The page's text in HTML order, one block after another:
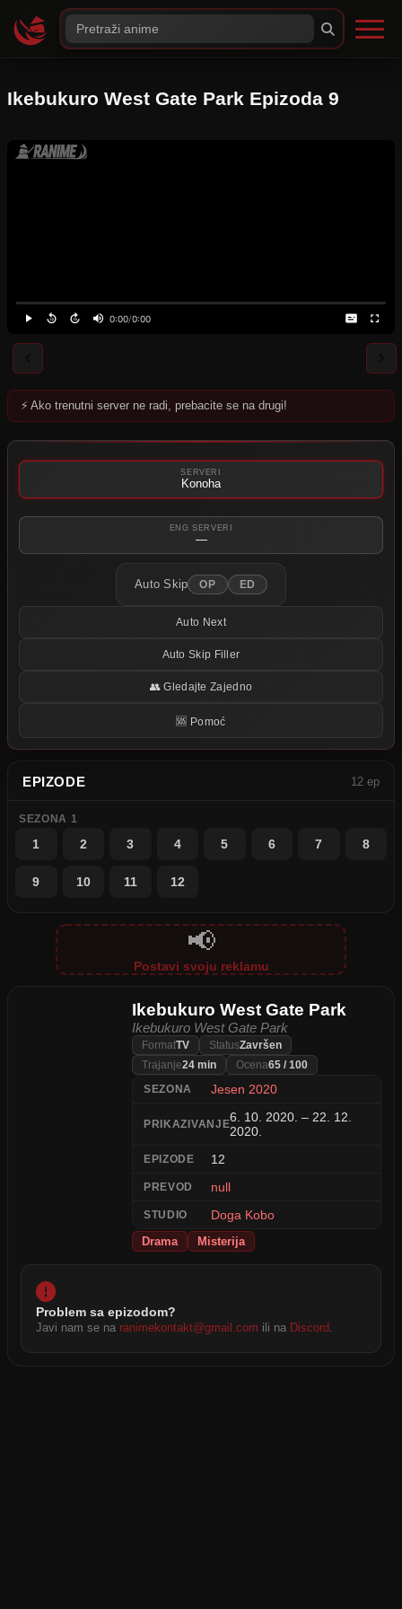
Ikebukuro West Gate Park Epizoda 9
0:00/0:00
Server nije dostupan
Pokušajte neki drugi server.
⚡ Ako trenutni server ne radi, prebacite se na drugi!
SERVERI
Konoha
ENG SERVERI
—
Auto Skip OP ED
Auto Next
Auto Skip Filler
👥 Gledajte Zajedno
🆘 Pomoć
Ikebukuro West Gate Park
Ikebukuro West Gate Park
FormatTV StatusZavršen
Trajanje24 min Ocena65 / 100
SEZONA Jesen 2020
PRIKAZIVANJE6. 10. 2020. – 22. 12.
2020.
EPIZODE 12
PREVOD null
STUDIO Doga Kobo
Drama Misterija
Problem sa epizodom?
Javi nam se na ranimekontakt@gmail.com ili na Discord
EPIZODE 12 ep
SEZONA 1
1 2 3 4 5 6 7 8
9 10 11 12
📢
Postavi svoju reklamu